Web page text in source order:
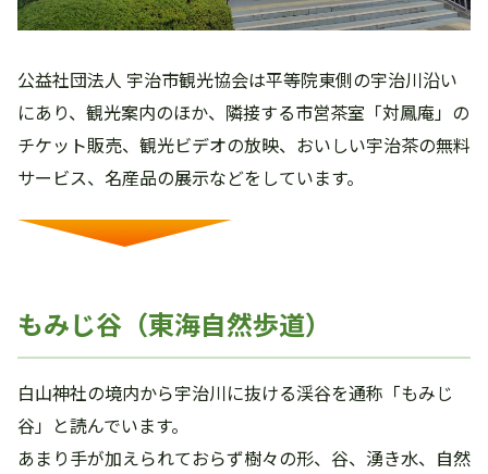
公益社団法人 宇治市観光協会は平等院東側の宇治川沿い
にあり、観光案内のほか、隣接する市営茶室「対鳳庵」の
チケット販売、観光ビデオの放映、おいしい宇治茶の無料
サービス、名産品の展示などをしています。
もみじ谷（東海自然歩道）
白山神社の境内から宇治川に抜ける渓谷を通称「もみじ
谷」と読んでいます。
あまり手が加えられておらず樹々の形、谷、湧き水、自然